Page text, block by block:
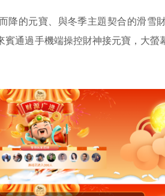
降的元寶、與冬季主題契合的滑雪
賓通過手機端操控財神接元寶，大螢